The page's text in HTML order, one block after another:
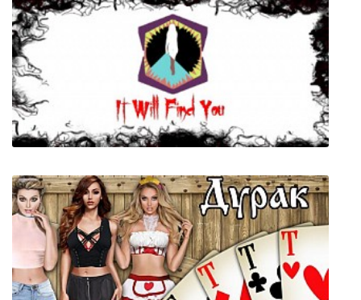
LEGO Гарри Поттер: Годы 1-4
It Will Find You